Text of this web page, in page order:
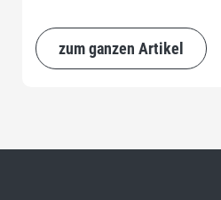
zum ganzen Artikel